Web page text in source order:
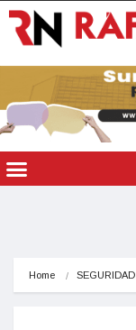
Home SEGURIDAD